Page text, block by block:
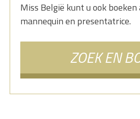
Miss België kunt u ook boeken
mannequin en presentatrice.
ZOEK EN